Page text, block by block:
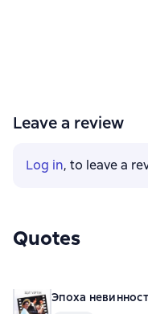
Leave a review
Log in, to leave a
Quotes
Эпоха